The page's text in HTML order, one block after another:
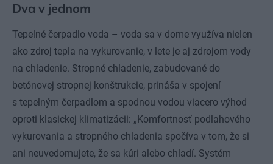
Dva v jednom
Tepelné čerpadlo voda – voda sa v dome využíva nielen
ako zdroj tepla na vykurovanie, v lete je aj zdrojom vody
na chladenie. Stropné chladenie, zabudované do
betónovej stropnej konštrukcie, prináša v spojení
s tepelným čerpadlom a spodnou vodou viacero výhod
oproti klasickej klimatizácii: „Komfortnosť podlahového
vykurovania a stropného chladenia spočíva v tom, že si
ani neuvedomujete, že sa kúri alebo chladí. Systém